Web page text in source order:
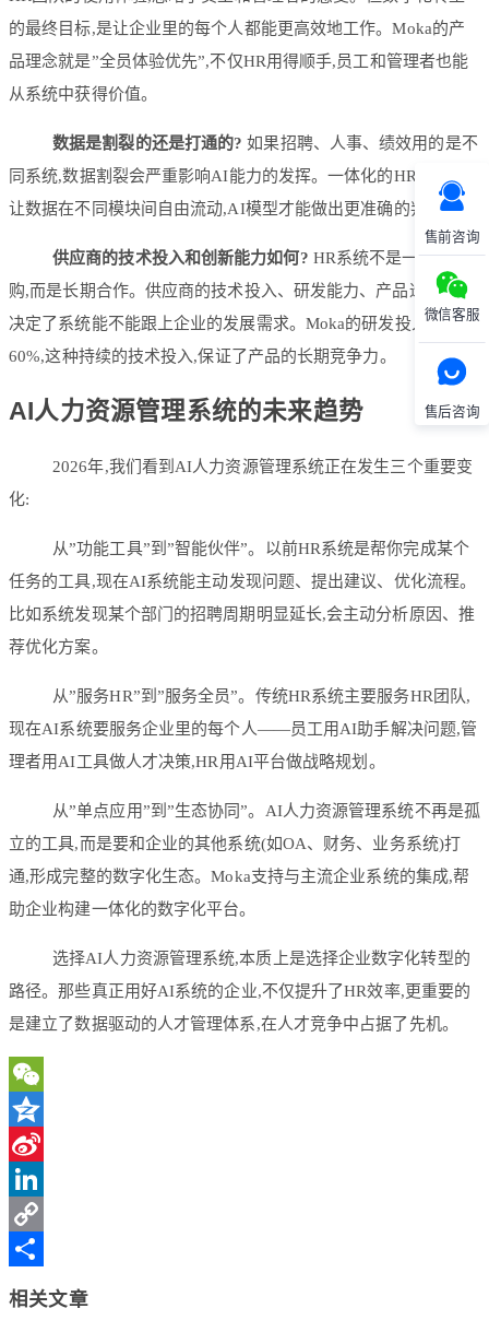
售前咨询
微信客服
售后咨询
的最终目标,是让企业里的每个人都能更高效地工作。Moka的产
品理念就是”全员体验优先”,不仅HR用得顺手,员工和管理者也能
从系统中获得价值。
数据是割裂的还是打通的? 如果招聘、人事、绩效用的是不
同系统,数据割裂会严重影响AI能力的发挥。一体化的HR系统,能
让数据在不同模块间自由流动,AI模型才能做出更准确的判断。
供应商的技术投入和创新能力如何? HR系统不是一次性采
购,而是长期合作。供应商的技术投入、研发能力、产品迭代速度,
决定了系统能不能跟上企业的发展需求。Moka的研发投入占比
60%,这种持续的技术投入,保证了产品的长期竞争力。
AI人力资源管理系统的未来趋势
2026年,我们看到AI人力资源管理系统正在发生三个重要变
化:
从”功能工具”到”智能伙伴”。以前HR系统是帮你完成某个
任务的工具,现在AI系统能主动发现问题、提出建议、优化流程。
比如系统发现某个部门的招聘周期明显延长,会主动分析原因、推
荐优化方案。
从”服务HR”到”服务全员”。传统HR系统主要服务HR团队,
现在AI系统要服务企业里的每个人——员工用AI助手解决问题,管
理者用AI工具做人才决策,HR用AI平台做战略规划。
从”单点应用”到”生态协同”。AI人力资源管理系统不再是孤
立的工具,而是要和企业的其他系统(如OA、财务、业务系统)打
通,形成完整的数字化生态。Moka支持与主流企业系统的集成,帮
助企业构建一体化的数字化平台。
选择AI人力资源管理系统,本质上是选择企业数字化转型的
路径。那些真正用好AI系统的企业,不仅提升了HR效率,更重要的
是建立了数据驱动的人才管理体系,在人才竞争中占据了先机。
WeChat
Qzone
Sina
Weibo
LinkedIn
Copy
相关文章